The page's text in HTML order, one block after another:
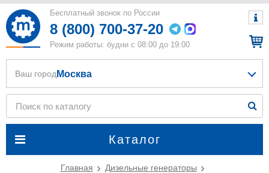
Бесплатный звонок по России
8 (800) 700-37-20
Режим работы: будни с 08:00 до 19:00
Каталог
Ваш город Москва
Главная
Дизельные генераторы